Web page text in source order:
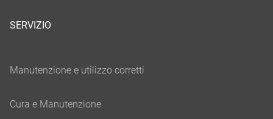
SERVIZIO